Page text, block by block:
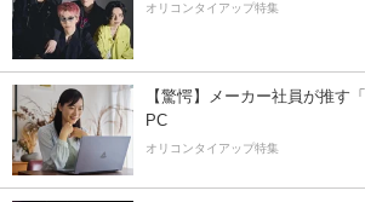
オリコンタイアップ特集
【驚愕】メーカー社員が推す
PC
オリコンタイアップ特集